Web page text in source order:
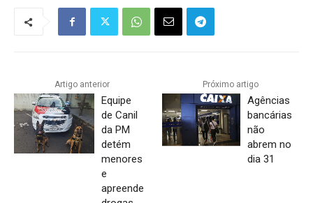
Artigo anterior
Equipe
de Canil
da PM
detém
menores
e
apreende
Próximo artigo
Agências
bancárias
não
abrem no
dia 31